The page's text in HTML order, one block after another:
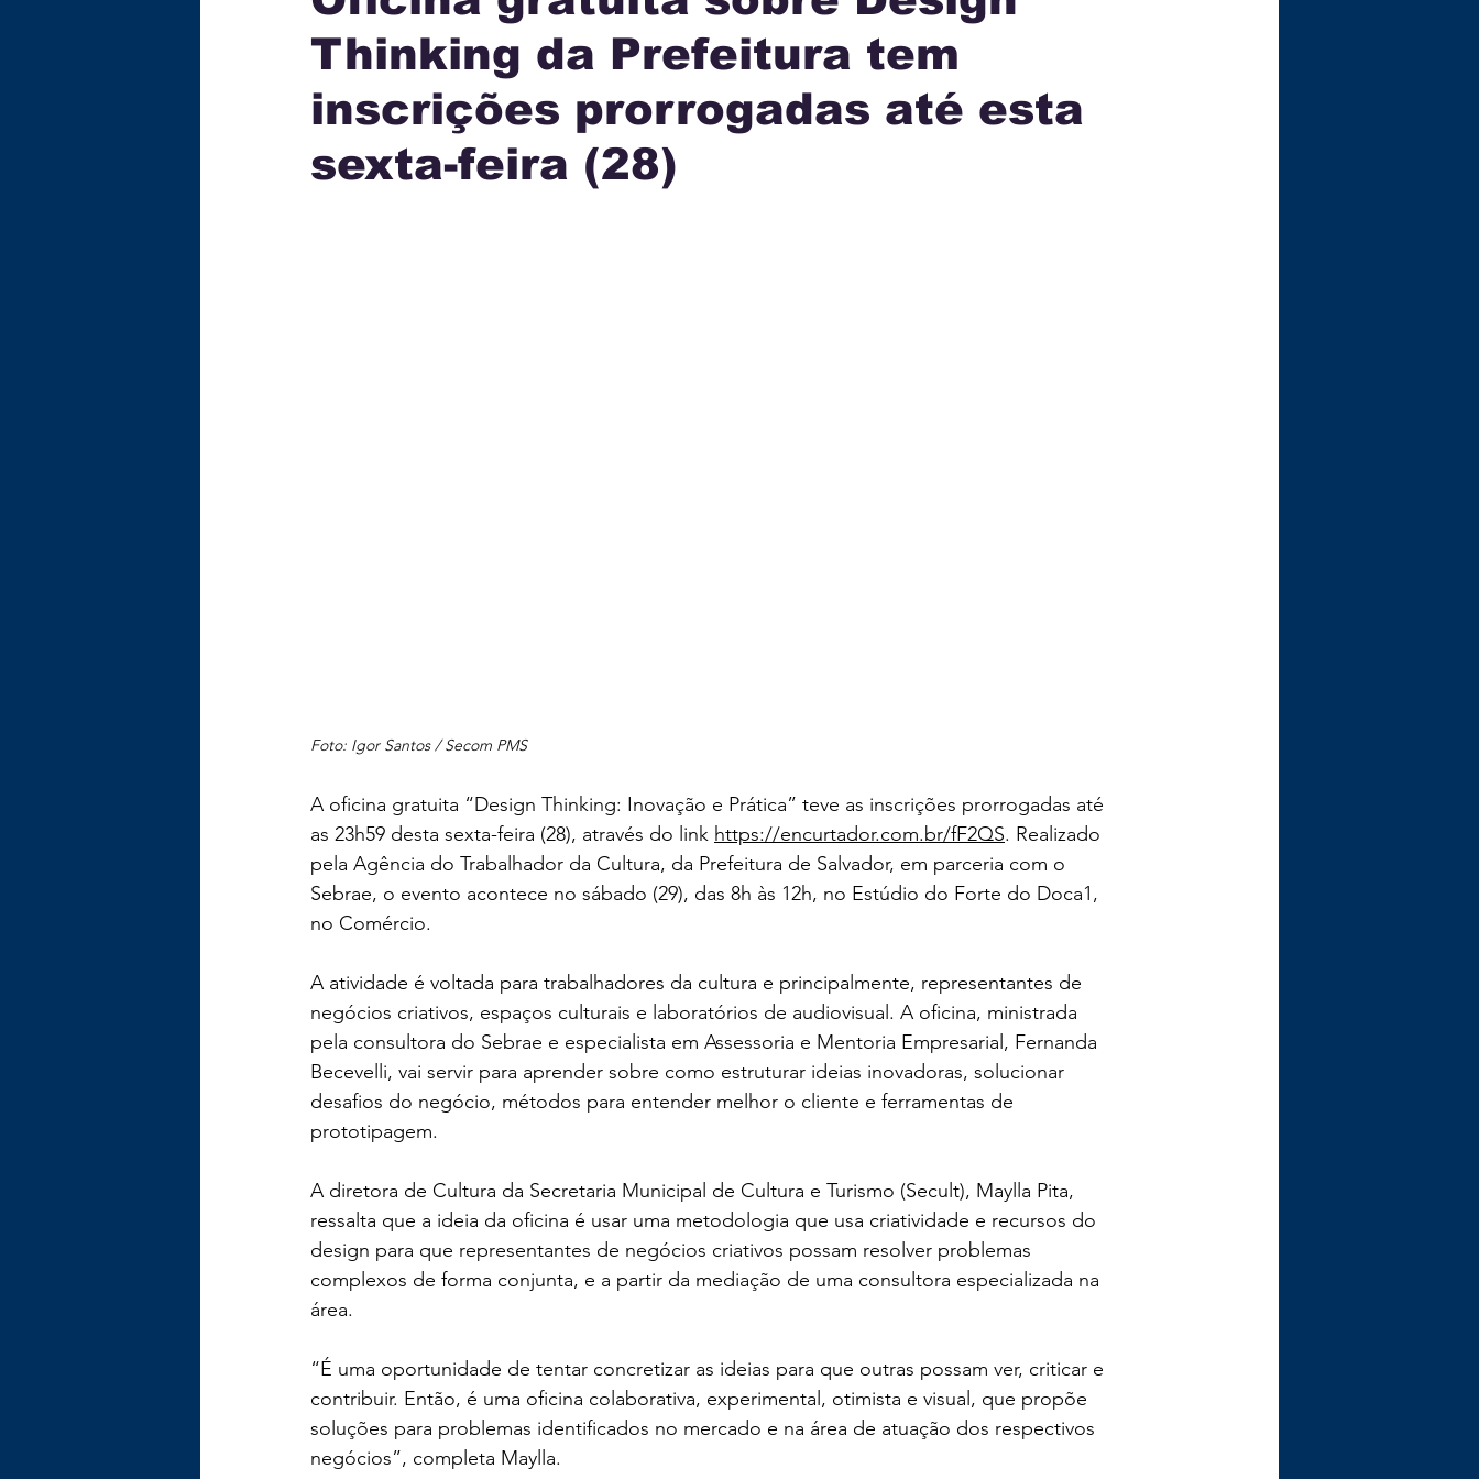
ECONOMIA TECNOLOGIA INTERNACIONAL MUNICÍPIOS JUSTIÇA
EDUCAÇÃO
Thinking da Prefeitura tem
inscrições prorrogadas até esta
sexta-feira (28)
Foto: Igor Santos / Secom PMS
A oficina gratuita “Design Thinking: Inovação e Prática” teve as inscrições prorrogadas até
as 23h59 desta sexta-feira (28), através do link https://encurtador.com.br/fF2QS. Realizado
pela Agência do Trabalhador da Cultura, da Prefeitura de Salvador, em parceria com o
Sebrae, o evento acontece no sábado (29), das 8h às 12h, no Estúdio do Forte do Doca1,
no Comércio.
A atividade é voltada para trabalhadores da cultura e principalmente, representantes de
negócios criativos, espaços culturais e laboratórios de audiovisual. A oficina, ministrada
pela consultora do Sebrae e especialista em Assessoria e Mentoria Empresarial, Fernanda
Becevelli, vai servir para aprender sobre como estruturar ideias inovadoras, solucionar
desafios do negócio, métodos para entender melhor o cliente e ferramentas de
prototipagem.
A diretora de Cultura da Secretaria Municipal de Cultura e Turismo (Secult), Maylla Pita,
ressalta que a ideia da oficina é usar uma metodologia que usa criatividade e recursos do
design para que representantes de negócios criativos possam resolver problemas
complexos de forma conjunta, e a partir da mediação de uma consultora especializada na
área.
“É uma oportunidade de tentar concretizar as ideias para que outras possam ver, criticar e
contribuir. Então, é uma oficina colaborativa, experimental, otimista e visual, que propõe
soluções para problemas identificados no mercado e na área de atuação dos respectivos
negócios”, completa Maylla.